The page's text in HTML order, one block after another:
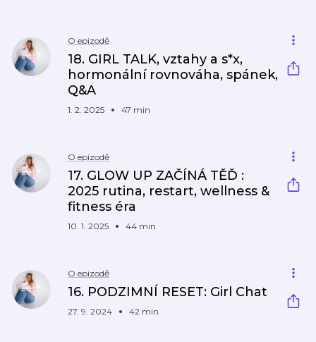
O epizodě
18. GIRL TALK, vztahy a s*x,
hormonální rovnováha, spánek,
Q&A
1. 2. 2025 47 min
O epizodě
17. GLOW UP ZAČÍNÁ TĚĎ :
2025 rutina, restart, wellness &
fitness éra
10. 1. 2025 44 min
O epizodě
16. PODZIMNÍ RESET: Girl Chat
27. 9. 2024 42 min